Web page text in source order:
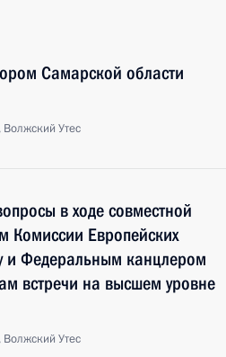
Самарской области
Утес
в ходе совместной
Комиссии Европейских
и Федеральным канцлером
встречи на высшем уровне
Утес